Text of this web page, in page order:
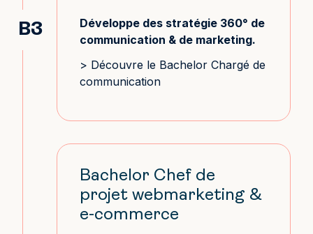
B3
Développe des stratégie 360° de
communication & de marketing.
> Découvre le Bachelor Chargé de
communication
Bachelor Chef de
projet webmarketing &
e-commerce